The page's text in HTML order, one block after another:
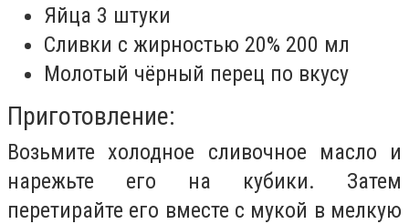
Яйца 3 штуки
Сливки с жирностью 20% 200 мл
Молотый чёрный перец по вкусу
Приготовление:
Возьмите холодное сливочное масло и
нарежьте его на кубики. Затем
перетирайте его вместе с мукой в мелкую